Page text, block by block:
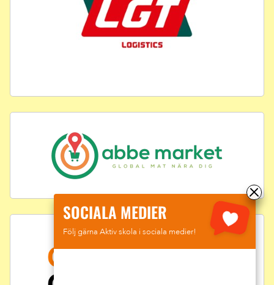
SOCIALA MEDIER
Följ gärna Aktiv skola i sociala medier!